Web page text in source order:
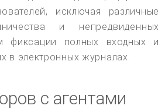
исключая различные
и непредвиденных
фиксации полных входных и
в электронных журналах.
с агентами